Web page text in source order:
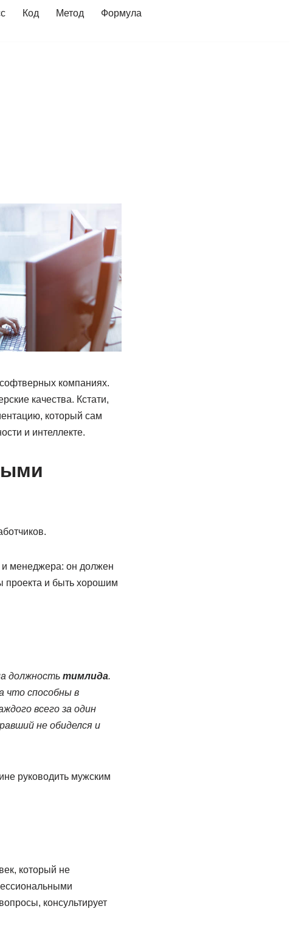
Код Метод
Формула
компаниях.
качества. Кстати,
который сам
и интеллекте.
и менеджера: он должен
проекта и быть хорошим
должность тимлида.
что способны в
всего за один
не обиделся и
руководить мужским
который не
консультирует